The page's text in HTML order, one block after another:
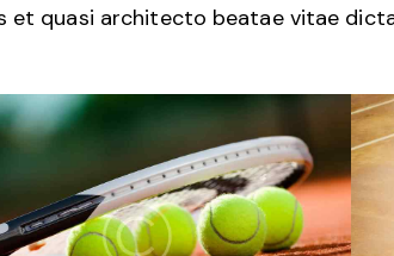
et quasi architecto beatae vitae